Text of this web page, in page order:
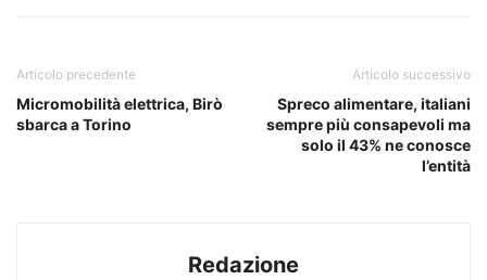
Articolo precedente
Micromobilità elettrica, Birò
sbarca a Torino
Articolo successivo
Spreco alimentare, italiani
sempre più consapevoli ma
solo il 43% ne conosce
l’entità
Redazione